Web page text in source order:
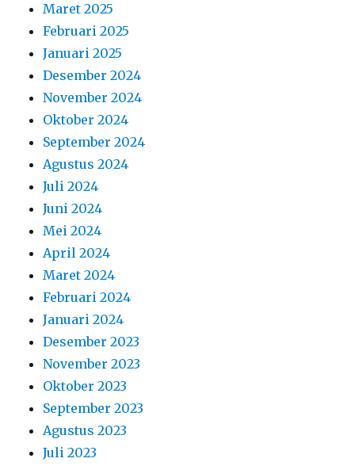
Maret 2025
Februari 2025
Januari 2025
Desember 2024
November 2024
Oktober 2024
September 2024
Agustus 2024
Juli 2024
Juni 2024
Mei 2024
April 2024
Maret 2024
Februari 2024
Januari 2024
Desember 2023
November 2023
Oktober 2023
September 2023
Agustus 2023
Juli 2023